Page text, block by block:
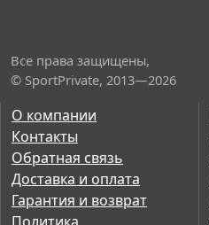
Все права защищены,
© SportPrivate, 2013—2026
О компании
Контакты
Обратная связь
Доставка и оплата
Гарантия и возврат